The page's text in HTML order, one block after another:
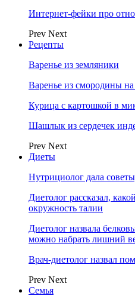
Интернет-фейки про
Prev Next
Рецепты
Варенье из земляники
Варенье из смородины на
Курица с картошкой в
Шашлык из сердечек
Prev Next
Диеты
Нутрициолог дала
Диетолог рассказал,
окружность талии
Диетолог назвала
можно набрать лишний
Врач-диетолог назвал
Prev Next
Семья